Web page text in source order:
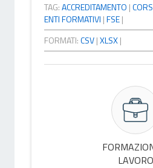
TAG:ACCREDITAMENTO |
ENTI FORMATIVI |FSE|
FORMATI:CSV|XLSX|
LAVORO